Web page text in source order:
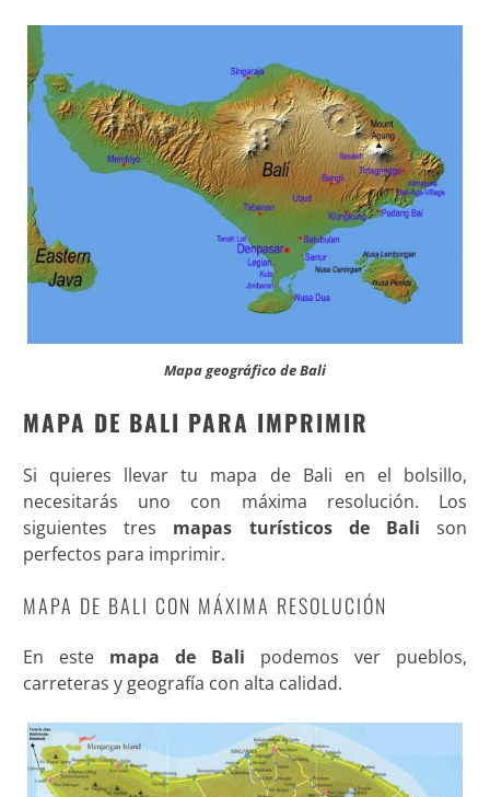
Mapa geográfico de Bali
MAPA DE BALI PARA IMPRIMIR
Si quieres llevar tu mapa de Bali en el bolsillo,
necesitarás uno con máxima resolución. Los
siguientes tres mapas turísticos de Bali son
perfectos para imprimir.
MAPA DE BALI CON MÁXIMA RESOLUCIÓN
En este mapa de Bali podemos ver pueblos,
carreteras y geografía con alta calidad.